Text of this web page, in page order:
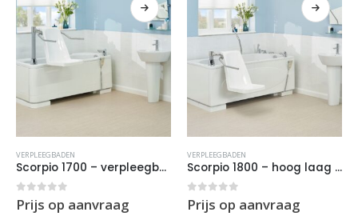
VERPLEEGBADEN
Scorpio 1700 – verpleegbad (Vaste hoogte)
0 out of 5
Prijs op aanvraag
VERPLEEGBADEN
Scorpio 1800 – hoog laag bad
0 out of 5
Prijs op aanvraag